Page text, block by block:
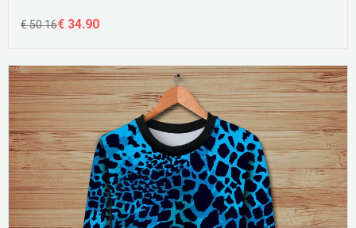
€ 50.16€ 34.90